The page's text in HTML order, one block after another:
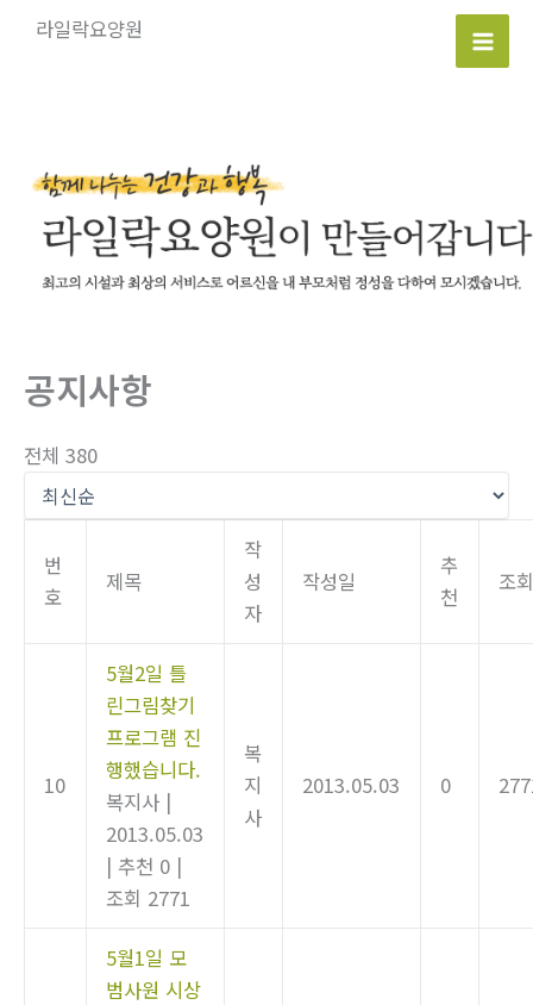
라일락요양원
Main
공지사항
전체 380
번
호
제목
작
성
자
작성일
추
천
조
10
5월2일 틀
린그림찾기
프로그램 진
행했습니다.
복지사 |
2013.05.03
| 추천 0 |
조회 2771
복
지
사
2013.05.03 0
5월1일 모
범사원 시상